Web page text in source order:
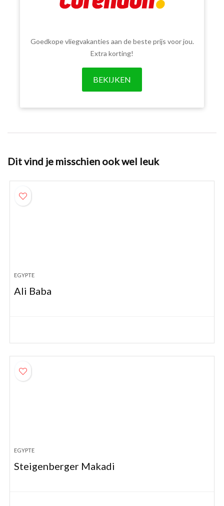
Goedkope vliegvakanties aan de beste prijs voor jou.
Extra korting!
BEKIJKEN
Dit vind je misschien ook wel leuk
EGYPTE
Ali Baba
EGYPTE
Steigenberger Makadi